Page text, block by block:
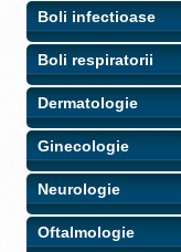
Boli infectioase
Boli respiratorii
Dermatologie
Ginecologie
Neurologie
Oftalmologie